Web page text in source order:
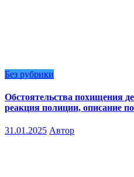
Без рубрики
Обстоятельства похищения
реакция полиции, описание
31.01.2025 Автор